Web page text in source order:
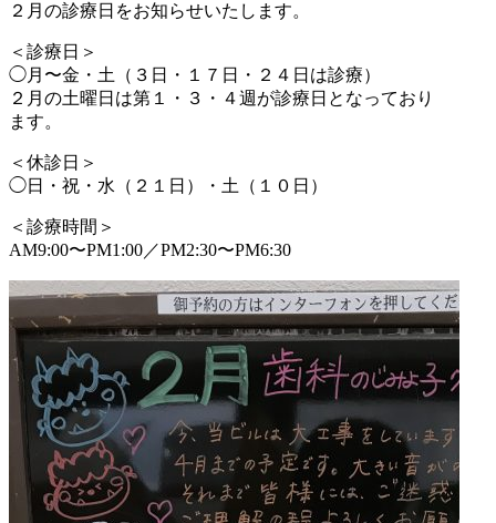
２月の診療日をお知らせいたします。
＜診療日＞
◯月〜金・土（３日・１７日・２４日は診療）
２月の土曜日は第１・３・４週が診療日となっており
ます。
＜休診日＞
◯日・祝・水（２１日）・土（１０日）
＜診療時間＞
AM9:00〜PM1:00／PM2:30〜PM6:30